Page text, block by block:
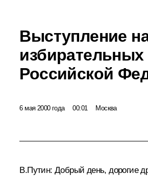
Выступление
Российской
6 мая 2000 года 00:01 Москва
В.Путин: Добрый день, дорогие